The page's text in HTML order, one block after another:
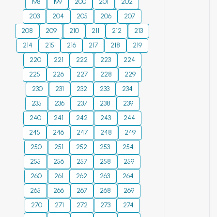
prospects of using
these structures as
sensors.
fitting the
experimental data
with exponential
kinetic equation,
Yander diffusion
equation, Drozdov-
Rotinyan equation,
and Prout-Tompkins
equation. Amongst
all these tested
kinetic equations,
the diffusion-
controlled process
showed a higher
goodness-of-fit
with experimental
data.
Thermodynamic
aspects were also
198
199 200 201
202
203
204 205 206
207
208
209 210 211 212
213
214
215 216 217 218
219
220
221 222 223
224
225
226 227 228
229
230
231 232 233
234
235
236 237 238
239
240
241 242 243
244
245
246 247 248
249
250
251 252 253
254
255
256 257 258
259
260
261 262 263
264
265
266 267 268
269
270
271 272 273
274